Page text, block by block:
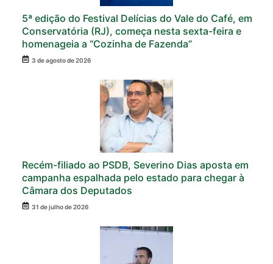
5ª edição do Festival Delícias do Vale do Café, em
Conservatória (RJ), começa nesta sexta-feira e
homenageia a “Cozinha de Fazenda”
3 de agosto de 2026
Recém-filiado ao PSDB, Severino Dias aposta em
campanha espalhada pelo estado para chegar à
Câmara dos Deputados
31 de julho de 2026